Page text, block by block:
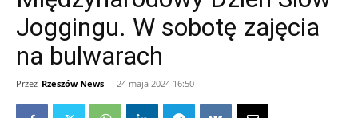
Joggingu. W sobotę zajęcia
na bulwarach
Przez Rzeszów News - 24 maja 2024 16:50